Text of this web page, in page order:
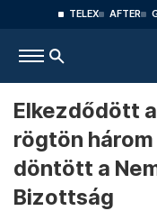
TELEX AFTER
Elkezdődött
rögtön
döntött a
Bizottság